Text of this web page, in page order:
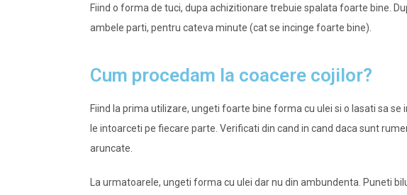
Fiind o forma de tuci, dupa achizitionare trebuie spalata foarte bine.
ambele parti, pentru cateva minute (cat se incinge foarte bine).
Cum procedam la coacere cojilor?
Fiind la prima utilizare, ungeti foarte bine forma cu ulei si o lasati sa
le intoarceti pe fiecare parte. Verificati din cand in cand daca sunt
aruncate.
La urmatoarele, ungeti forma cu ulei dar nu din ambundenta. Puneti